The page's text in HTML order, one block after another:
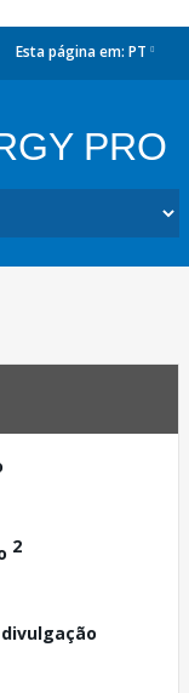
Esta página em: PT
PRO
2